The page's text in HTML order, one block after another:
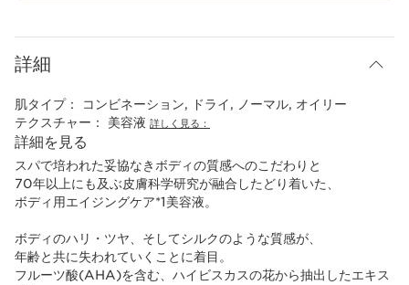
詳細
肌タイプ：
コンビネーション, ドライ, ノーマル, オイリー
テクスチャー： 美容液 詳しく見る：
詳細を見る
スパで培われた妥協なきボディの質感へのこだわりと
70年以上にも及ぶ皮膚科学研究が融合したどり着いた、
ボディ用エイジングケア*1美容液。
ボディのハリ・ツヤ、そしてシルクのような質感が、
年齢と共に失われていくことに着目。
フルーツ酸(AHA)を含む、ハイビスカスの花から抽出したエキス